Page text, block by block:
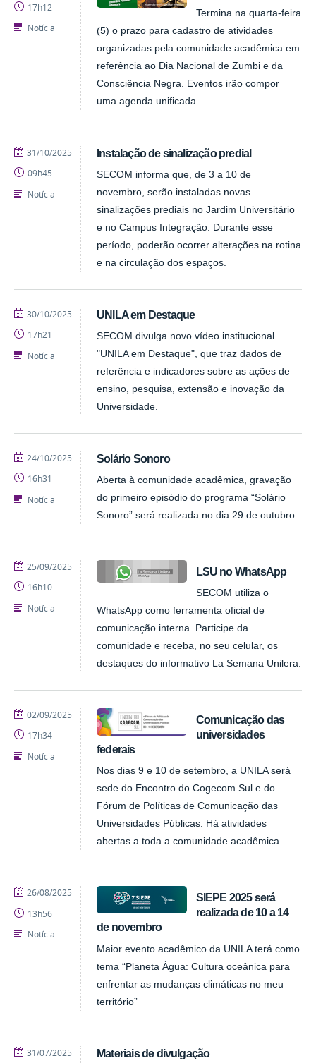
Termina na quarta-feira
(5) o prazo para cadastro de atividades
organizadas pela comunidade acadêmica em
referência ao Dia Nacional de Zumbi e da
Consciência Negra. Eventos irão compor
uma agenda unificada.
17h12
Notícia
Instalação de sinalização predial
SECOM informa que, de 3 a 10 de
novembro, serão instaladas novas
sinalizações prediais no Jardim Universitário
e no Campus Integração. Durante esse
período, poderão ocorrer alterações na rotina
e na circulação dos espaços.
publicado
31/10/2025
09h45
Notícia
UNILA em Destaque
SECOM divulga novo vídeo institucional
"UNILA em Destaque", que traz dados de
referência e indicadores sobre as ações de
ensino, pesquisa, extensão e inovação da
Universidade.
publicado
30/10/2025
17h21
Notícia
Solário Sonoro
Aberta à comunidade acadêmica, gravação
do primeiro episódio do programa “Solário
Sonoro” será realizada no dia 29 de outubro.
publicado
24/10/2025
16h31
Notícia
LSU no WhatsApp
SECOM utiliza o
WhatsApp como ferramenta oficial de
comunicação interna. Participe da
comunidade e receba, no seu celular, os
destaques do informativo La Semana Unilera.
publicado
25/09/2025
16h10
Notícia
Comunicação das
universidades
federais
Nos dias 9 e 10 de setembro, a UNILA será
sede do Encontro do Cogecom Sul e do
Fórum de Políticas de Comunicação das
Universidades Públicas. Há atividades
abertas a toda a comunidade acadêmica.
publicado
02/09/2025
17h34
Notícia
SIEPE 2025 será
realizada de 10 a 14
de novembro
Maior evento acadêmico da UNILA terá como
tema “Planeta Água: Cultura oceânica para
enfrentar as mudanças climáticas no meu
território”
publicado
26/08/2025
13h56
Notícia
Materiais de divulgação
publicado
31/07/2025